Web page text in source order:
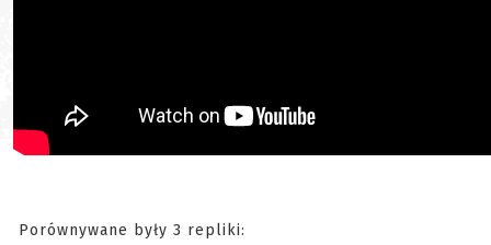
Porównywane były 3 repliki: